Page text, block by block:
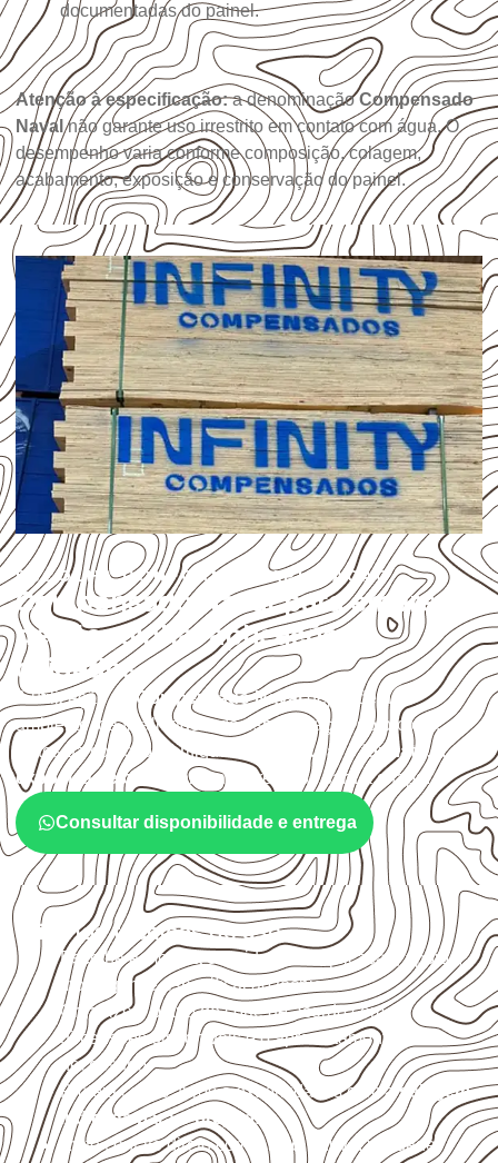
documentadas do painel.
Atenção à especificação:a denominaçãoCompensado
Naval não garante uso irrestrito em contato com água. O
desempenho varia conforme composição, colagem,
acabamento, exposição e conservação do painel.
ESCOLHA CONFORME A APLICAÇÃO
Compensado Naval para empresas
de Alagoinha: aplicações e
cuidados
A utilização do Compensado Navaldepende do
ambiente, da finalidade e da especificação do projeto.
Antes da cotação, verifique a
espessura, o formato, a
exposição e o acabamento
previstos para a chapa.
Consultar disponibilidade e entrega
Critérios técnicos de uso
Escolha a medida considerando aplicação, apoios,
montagem e especificação técnica.
Organize o plano de corte de acordo com as
dimensões disponíveis e o aproveitamento
necessário.
Proteja cortes, furos e extremidades com aselagem
indicada para o projeto.
Evite contato direto com o solo, chuva, umidade